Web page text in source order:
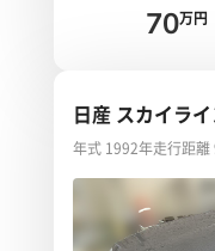
70万円
日産 スカイラ
年式 1992年走行距離